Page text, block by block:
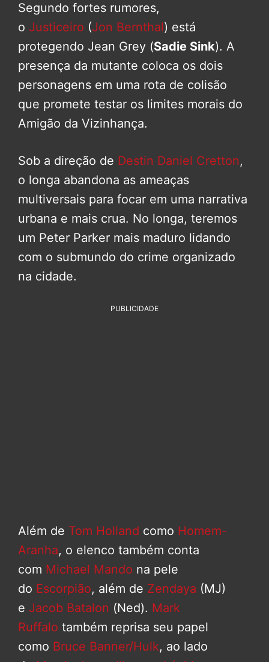
Segundo fortes rumores,
o Justiceiro (Jon Bernthal) está
protegendo Jean Grey (Sadie Sink). A
presença da mutante coloca os dois
personagens em uma rota de colisão
que promete testar os limites morais do
Amigão da Vizinhança.
Sob a direção de Destin Daniel Cretton,
o longa abandona as ameaças
multiversais para focar em uma narrativa
urbana e mais crua. No longa, teremos
um Peter Parker mais maduro lidando
com o submundo do crime organizado
na cidade.
PUBLICIDADE
Além de Tom Holland como Homem-
Aranha, o elenco também conta
com Michael Mando na pele
do Escorpião, além de Zendaya (MJ)
e Jacob Batalon (Ned). Mark
Ruffalo também reprisa seu papel
como Bruce Banner/Hulk, ao lado